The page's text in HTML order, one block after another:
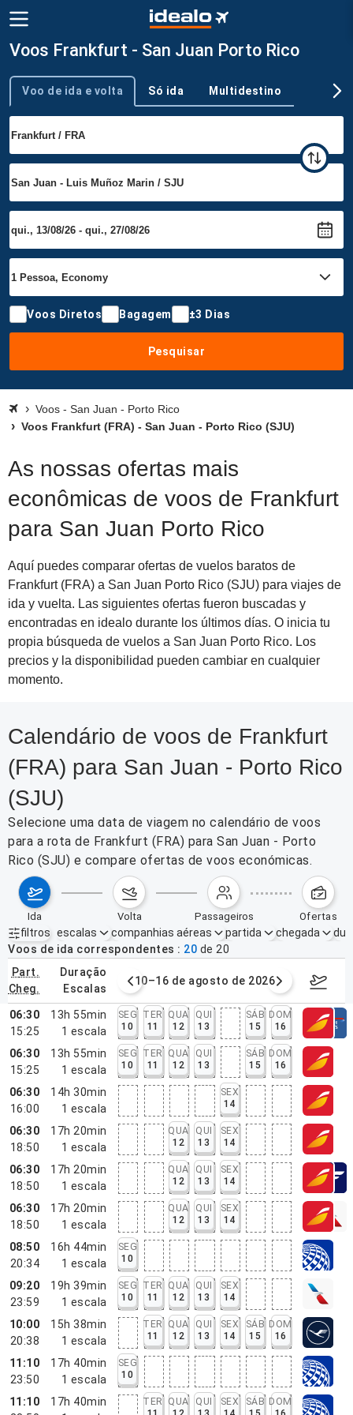
Voos Frankfurt - San Juan Porto Rico
Tipo de viagem
Voo de ida e volta Só ida Multidestino
Voos Diretos Bagagem ±3 Dias
Pesquisar
Voos - San Juan - Porto Rico
Voos Frankfurt (FRA) - San Juan - Porto Rico (SJU)
As nossas ofertas mais
econômicas de voos de Frankfurt
para San Juan Porto Rico
Aquí puedes comparar ofertas de vuelos baratos de
Frankfurt (FRA) a San Juan Porto Rico (SJU) para viajes de
ida y vuelta. Las siguientes ofertas fueron buscadas y
encontradas en idealo durante los últimos días. O inicia tu
propia búsqueda de vuelos a San Juan Porto Rico. Los
precios y la disponibilidad pueden cambiar en cualquier
momento.
Calendário de voos de Frankfurt
(FRA) para San Juan - Porto Rico
(SJU)
Selecione uma data de viagem no calendário de voos
para a rota de Frankfurt (FRA) para San Juan - Porto
Rico (SJU) e compare ofertas de voos económicas.
ida volta passageiros ofertas
filtros
Filtros ativos nenhum
escalas companhias aéreas partida chegada
Voos de ida correspondentes
20 de 20
part.
cheg.
duração
escalas
agosto de 2026 10–16 de agosto de 2026 17–23
06:30
15:25
13h 55min
1 escala
SEG
10
TER
11
QUA
12
QUI
13
SÁB
15
DOM
16
06:30
15:25
13h 55min
1 escala
SEG
10
TER
11
QUA
12
QUI
13
SÁB
15
DOM
16
06:30
16:00
14h 30min
1 escala
SEX
14
06:30
18:50
17h 20min
1 escala
QUA
12
QUI
13
SEX
14
06:30
18:50
17h 20min
1 escala
QUA
12
QUI
13
SEX
14
06:30
18:50
17h 20min
1 escala
QUA
12
QUI
13
SEX
14
08:50
20:34
16h 44min
1 escala
SEG
10
09:20
23:59
19h 39min
1 escala
SEG
10
TER
11
QUA
12
QUI
13
SEX
14
10:00
20:38
15h 38min
1 escala
TER
11
QUA
12
QUI
13
SEX
14
SÁB
15
DOM
16
11:10
23:50
17h 40min
1 escala
SEG
10
11:10
17h 40min
TER
QUA
QUI
SEX
SÁB DOM